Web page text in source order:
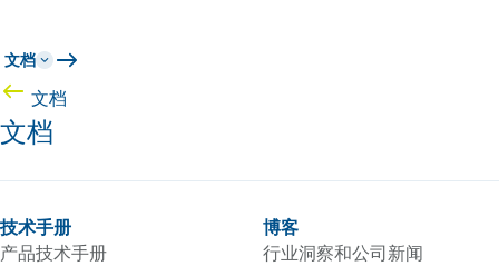
文档
文档
文档
技术手册
产品技术手册
博客
行业洞察和公司新闻